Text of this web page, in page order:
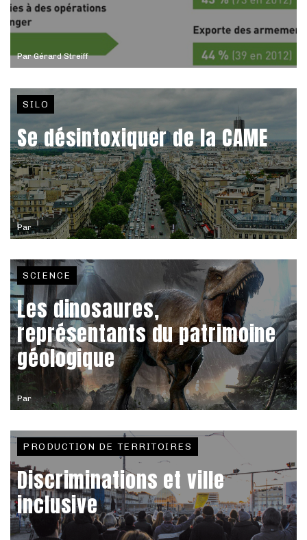
ParGérard Streiff
Par
SILO
Se désintoxiquer de la CAME
Par
SCIENCE
Les dinosaures,
représentants du patrimoine
géologique
PRODUCTION DE TERRITOIRES
Discriminations et ville
inclusive